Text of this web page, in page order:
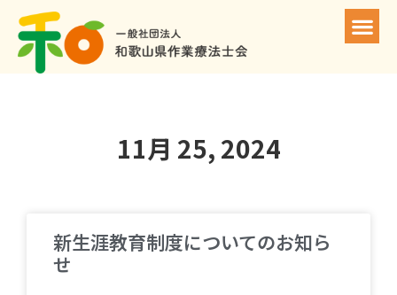
11月 25, 2024
新生涯教育制度についてのお知ら
せ